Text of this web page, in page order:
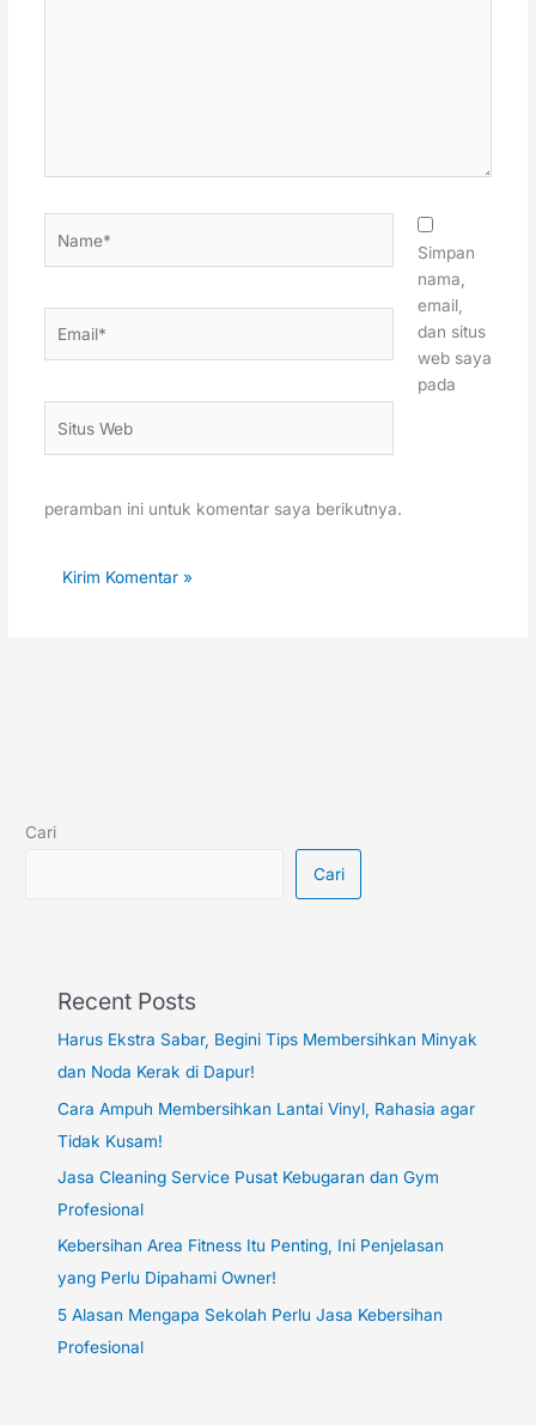
Web
Simpan
nama,
email,
dan situs
web saya
pada
peramban ini untuk komentar saya berikutnya.
Cari
Cari
Recent Posts
Harus Ekstra Sabar, Begini Tips Membersihkan Minyak
dan Noda Kerak di Dapur!
Cara Ampuh Membersihkan Lantai Vinyl, Rahasia agar
Tidak Kusam!
Jasa Cleaning Service Pusat Kebugaran dan Gym
Profesional
Kebersihan Area Fitness Itu Penting, Ini Penjelasan
yang Perlu Dipahami Owner!
5 Alasan Mengapa Sekolah Perlu Jasa Kebersihan
Profesional